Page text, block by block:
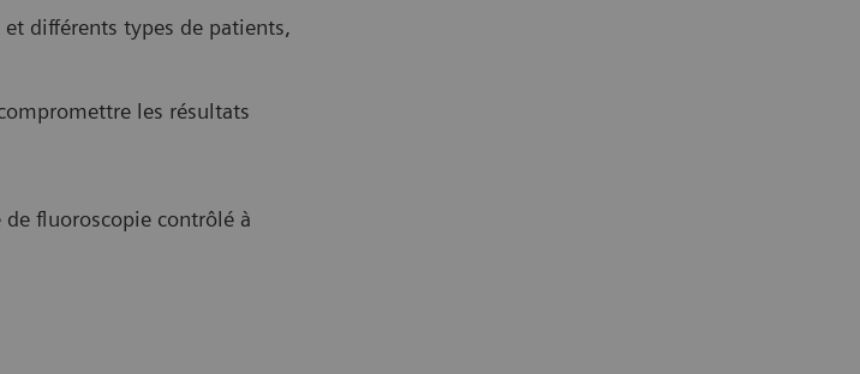
différents types de patients,
les résultats
fluoroscopie contrôlé à